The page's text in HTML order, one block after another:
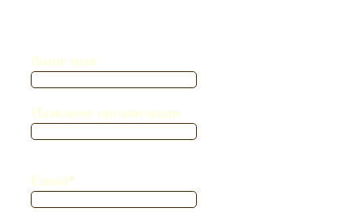
Ваше имя
Название организации
Email*